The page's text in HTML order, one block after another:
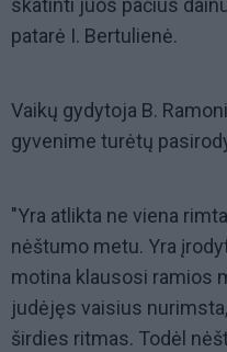
skatinti juos pačius
patarė I. Bertulienė.
Vaikų gydytoja B.
gyvenime turėtų
"Yra atlikta ne viena
nėštumo metu. Yra
motina klausosi ramios
judėjęs vaisius
širdies ritmas. Todėl